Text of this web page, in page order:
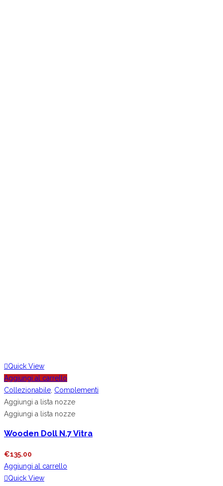
Quick View
Aggiungi al carrello
Collezionabile Complementi
Aggiungi a lista nozze
Aggiungi a lista nozze
Wooden Doll N.7 Vitra
€135.00
Aggiungi al carrello
Quick View